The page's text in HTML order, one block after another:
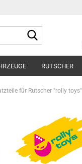
RUTSCHER
für Rutscher "rolly toys"